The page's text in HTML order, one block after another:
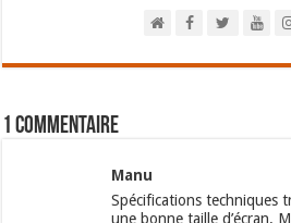
1 commentaire
Manu
Spécifications techniques
une bonne taille d’écran.